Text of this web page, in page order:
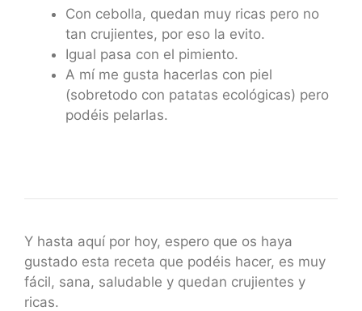
Con cebolla, quedan muy ricas pero no
tan crujientes, por eso la evito.
Igual pasa con el pimiento.
A mí me gusta hacerlas con piel
(sobretodo con patatas ecológicas) pero
podéis pelarlas.
Y hasta aquí por hoy, espero que os haya
gustado esta receta que podéis hacer, es muy
fácil, sana, saludable y quedan crujientes y
ricas.